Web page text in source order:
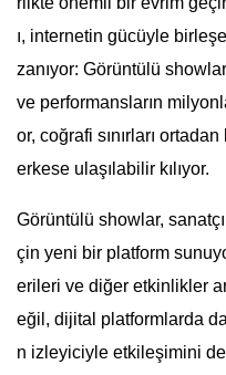
ı, internetin gücüyle
zanıyor: Görüntülü
ve performansların
or, coğrafi sınırları
erkese ulaşılabilir kılıyor.
Görüntülü showlar,
çin yeni bir platform
erileri ve diğer etkinlikler
eğil, dijital platformlarda
n izleyiciyle etkileşimini